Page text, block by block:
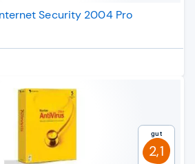
Security 2004 Pro
Gut
2,1